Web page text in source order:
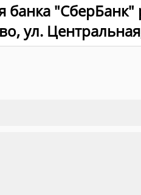
банка
ул.